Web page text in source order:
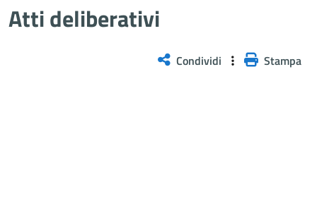
Atti deliberativi
Condividi Stampa